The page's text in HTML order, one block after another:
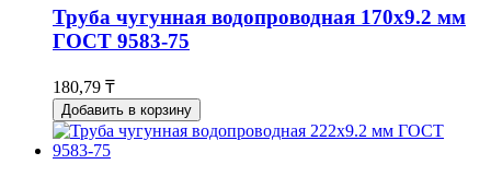
Труба чугунная водопроводная 170x9.2 мм
ГОСТ 9583-75
180,79 ₸
Добавить в корзину